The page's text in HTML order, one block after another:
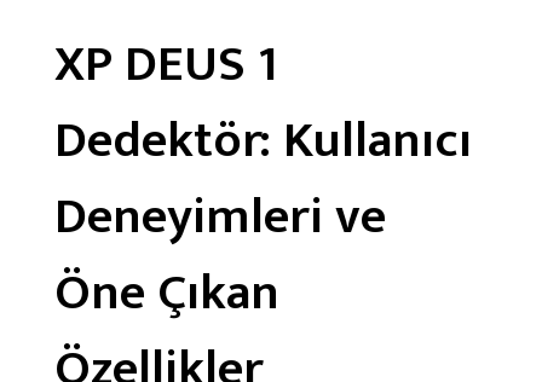
P
D
e
d
k
t
ö
r
l
XP DEUS 1
Dedektör: Kullanıcı
Deneyimleri ve
Öne Çıkan